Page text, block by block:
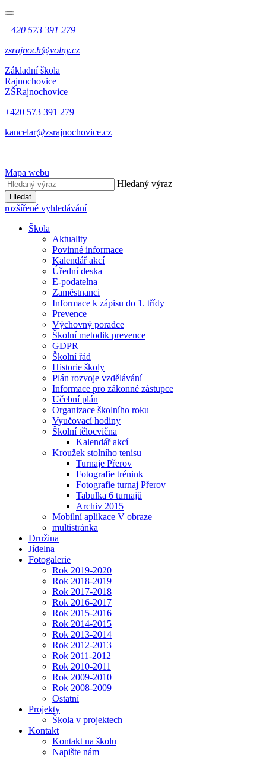
+420 573 391 279
zsrajnoch@volny.cz
Základní škola
Rajnochovice
ZŠRajnochovice
+420 573 391 279
kancelar@zsrajnochovice.cz
Mapa webu
Hledaný výraz
Hledat
rozšířené vyhledávání
Škola
Aktuality
Povinné informace
Kalendář akcí
Úřední deska
E-podatelna
Zaměstnanci
Informace k zápisu do 1. třídy
Prevence
Výchovný poradce
Školní metodik prevence
GDPR
Školní řád
Historie školy
Plán rozvoje vzdělávání
Informace pro zákonné zástupce
Učební plán
Organizace školního roku
Vyučovací hodiny
Školní tělocvična
Kalendář akcí
Kroužek stolního tenisu
Turnaje Přerov
Fotografie trénink
Fotografie turnaj Přerov
Tabulka 6 turnajů
Archiv 2015
Mobilní aplikace V obraze
multistránka
Družina
Jídelna
Fotogalerie
Rok 2019-2020
Rok 2018-2019
Rok 2017-2018
Rok 2016-2017
Rok 2015-2016
Rok 2014-2015
Rok 2013-2014
Rok 2012-2013
Rok 2011-2012
Rok 2010-2011
Rok 2009-2010
Rok 2008-2009
Ostatní
Projekty
Škola v projektech
Kontakt
Kontakt na školu
Napište nám